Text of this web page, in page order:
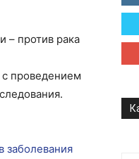
– против рака
проведением
заболевания